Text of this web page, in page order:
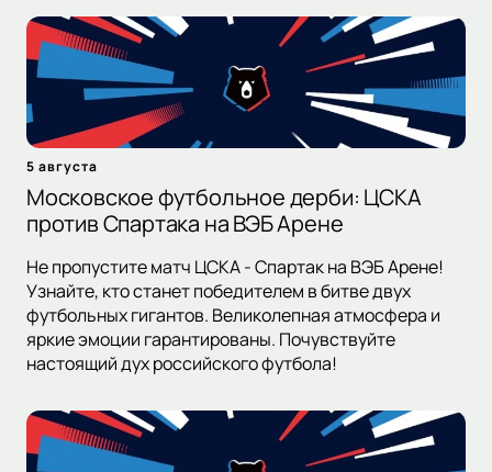
5 августа
Московское футбольное дерби: ЦСКА
против Спартака на ВЭБ Арене
Не пропустите матч ЦСКА - Спартак на ВЭБ Арене!
Узнайте, кто станет победителем в битве двух
футбольных гигантов. Великолепная атмосфера и
яркие эмоции гарантированы. Почувствуйте
настоящий дух российского футбола!